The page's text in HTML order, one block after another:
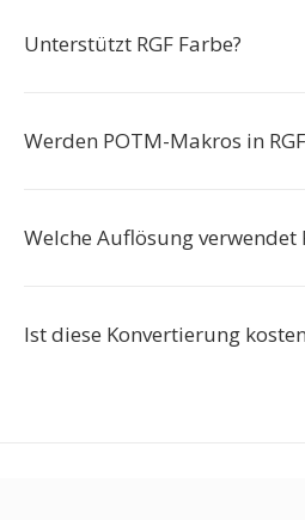
Unterstützt RGF Farbe?
Werden POTM-Makros in
Welche Auflösung verwendet
Ist diese Konvertierung